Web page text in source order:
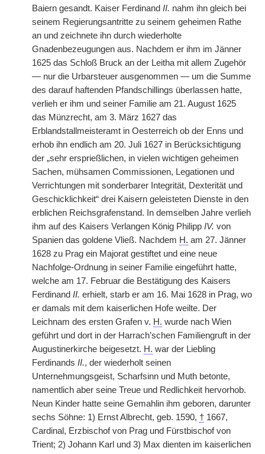
Baiern gesandt. Kaiser Ferdinand II. nahm ihn gleich bei
seinem Regierungsantritte zu seinem geheimen Rathe
an und zeichnete ihn durch wiederholte
Gnadenbezeugungen aus. Nachdem er ihm im Jänner
1625 das Schloß Bruck an der Leitha mit allem Zugehör
— nur die Urbarsteuer ausgenommen — um die Summe
des darauf haftenden Pfandschillings überlassen hatte,
verlieh er ihm und seiner Familie am 21. August 1625
das Münzrecht, am 3. März 1627 das
Erblandstallmeisteramt in Oesterreich ob der Enns und
erhob ihn endlich am 20. Juli 1627 in Berücksichtigung
der „sehr ersprießlichen, in vielen wichtigen geheimen
Sachen, mühsamen Commissionen, Legationen und
Verrichtungen mit sonderbarer Integrität, Dexterität und
Geschicklichkeit“ drei Kaisern geleisteten Dienste in den
erblichen Reichsgrafenstand. In demselben Jahre verlieh
ihm auf des Kaisers Verlangen König Philipp IV. von
Spanien das goldene Vließ. Nachdem H. am 27. Jänner
1628 zu Prag ein Majorat gestiftet und eine neue
Nachfolge-Ordnung in seiner Familie eingeführt hatte,
welche am 17. Februar die Bestätigung des Kaisers
Ferdinand II. erhielt, starb er am 16. Mai 1628 in Prag, wo
er damals mit dem kaiserlichen Hofe weilte. Der
Leichnam des ersten Grafen v. H. wurde nach Wien
geführt und dort in der Harrach’schen Familiengruft in der
Augustinerkirche beigesetzt. H. war der Liebling
Ferdinands II., der wiederholt seinen
Unternehmungsgeist, Scharfsinn und Muth betonte,
namentlich aber seine Treue und Redlichkeit hervorhob.
Neun Kinder hatte seine Gemahlin ihm geboren, darunter
sechs Söhne: 1) Ernst Albrecht, geb. 1590, † 1667,
Cardinal, Erzbischof von Prag und Fürstbischof von
Trient; 2) Johann Karl und 3) Max dienten im kaiserlichen